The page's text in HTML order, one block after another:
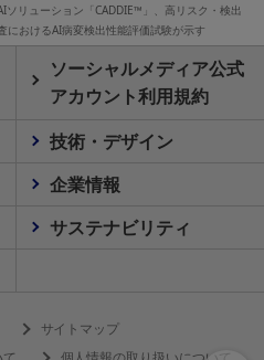
リューション「CADDIE™」、高リスク・検出
におけるAI病変検出性能評価試験が示す
ソーシャルメディア公式
アカウント利用規約
技術・デザイン
企業情報
サステナビリティ
サイトマップ